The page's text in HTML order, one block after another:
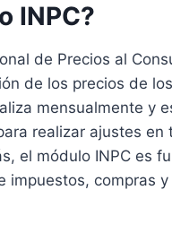
INPC?
de Precios al
de los precios de
mensualmente y
realizar ajustes
el módulo INPC es
impuestos, compras